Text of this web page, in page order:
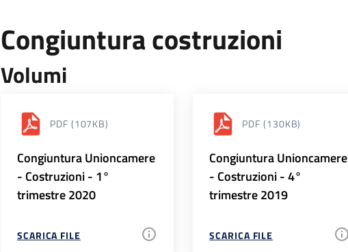
Congiuntura costruzioni
Volumi
PDF (107KB)
Congiuntura Unioncamere
- Costruzioni - 1°
trimestre 2020
SCARICA FILE
PDF (130KB)
Congiuntura Unioncamere
- Costruzioni - 4°
trimestre 2019
SCARICA FILE